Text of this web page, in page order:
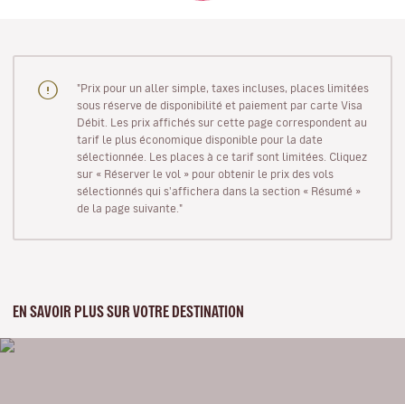
"Prix pour un aller simple, taxes incluses, places limitées
sous réserve de disponibilité et paiement par carte Visa
Débit. Les prix affichés sur cette page correspondent au
tarif le plus économique disponible pour la date
sélectionnée. Les places à ce tarif sont limitées. Cliquez
sur « Réserver le vol » pour obtenir le prix des vols
sélectionnés qui s'affichera dans la section « Résumé »
de la page suivante."
EN SAVOIR PLUS SUR VOTRE DESTINATION